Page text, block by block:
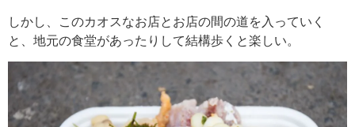
しかし、このカオスなお店とお店の間の道を入っていく
と、地元の食堂があったりして結構歩くと楽しい。